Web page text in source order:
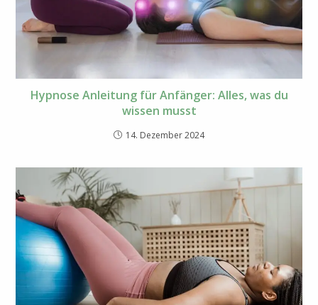
Hypnose Anleitung für Anfänger: Alles, was du
wissen musst
14. Dezember 2024